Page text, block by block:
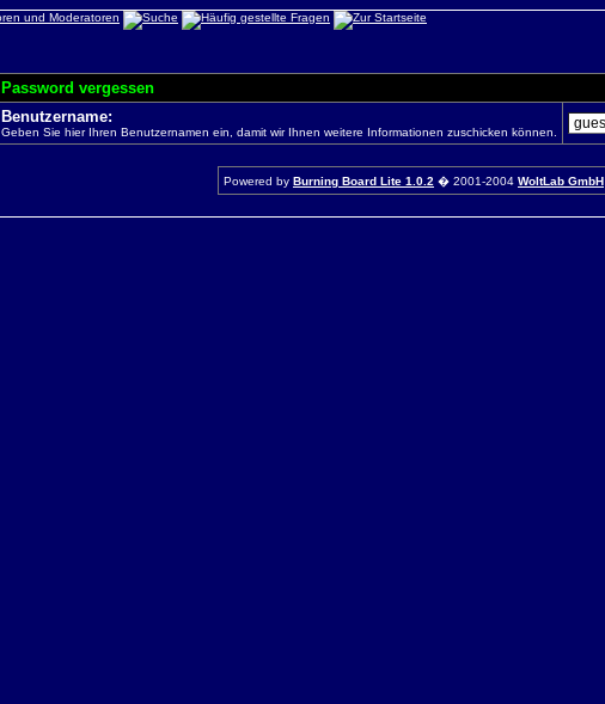
Password vergessen
Benutzername:
Geben Sie hier Ihren Benutzernamen ein, damit wir Ihnen weitere Informationen zuschicken können.
Powered by Burning Board Lite 1.0.2 � 2001-2004 WoltLab GmbH